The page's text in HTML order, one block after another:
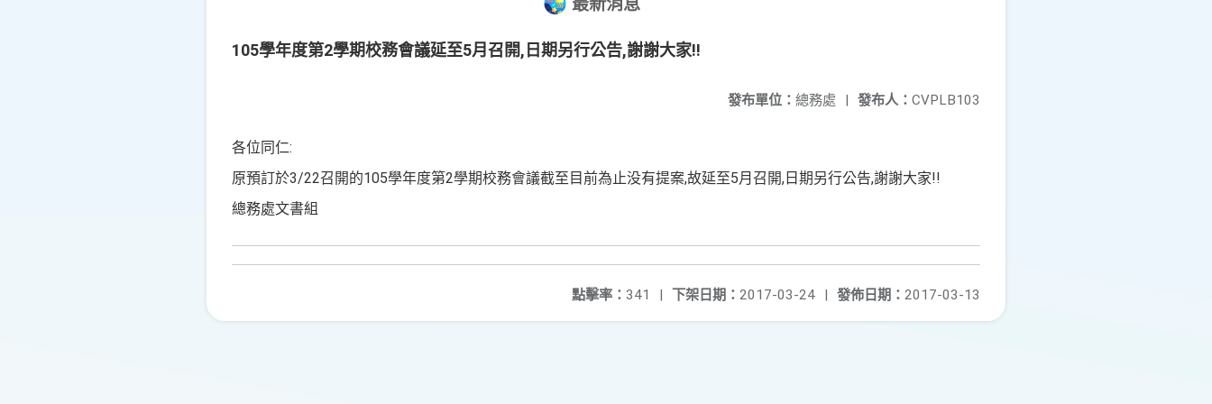
105學年度第2學期校務會議延至5月召開,日期另行公告,謝謝大家!!
發布人： CVPLB103
發布單位： 總務處 |
各位同仁:
原預訂於3/22召開的105學年度第2學期校務會議截至目前為止没有提案,故延至5月召開,日期另行公告,謝謝大家!!
總務處文書組
發佈日期： 2017-03-13
下架日期： 2017-03-24 |
點擊率： 341 |